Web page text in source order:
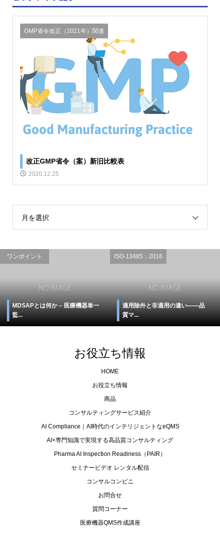
GMP省令改正（2021年）関連
改正GMP省令（案）新旧比較表
2020.12.25
月を選択
ワンポイント
MDSAPとは何か – 医療機器単一
監...
ISO-13485：2016
適用除外と非適用の違い――品
質マ...
お役立ち情報
HOME
お役立ち情報
商品
コンサルティングサービス紹介
AI Compliance｜AI時代のインテリジェントなeQMS
AI×専門知識で実現する高品質コンサルティング
Pharma AI Inspection Readiness（PAIR）
セミナービデオ レンタル配信
コンサルコンビニ
お問合せ
質問コーナー
医療機器QMS作成講座